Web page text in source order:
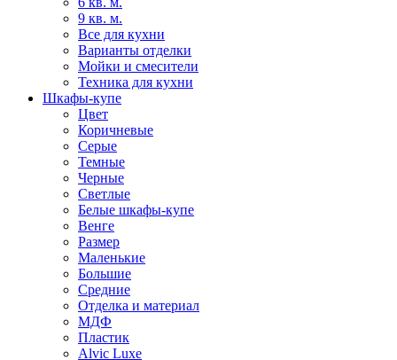
9 кв. м.
Все для кухни
Варианты отделки
Мойки и смесители
Техника для кухни
Шкафы-купе
Цвет
Коричневые
Серые
Темные
Черные
Светлые
Белые шкафы-купе
Венге
Размер
Маленькие
Большие
Средние
Отделка и материал
МДФ
Пластик
Alvic Luxe